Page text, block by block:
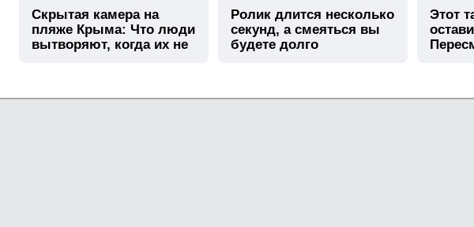
Скрытая камера на
пляже Крыма: Что люди
вытворяют, когда их не
Ролик длится несколько
секунд, а смеяться вы
будете долго
Этот